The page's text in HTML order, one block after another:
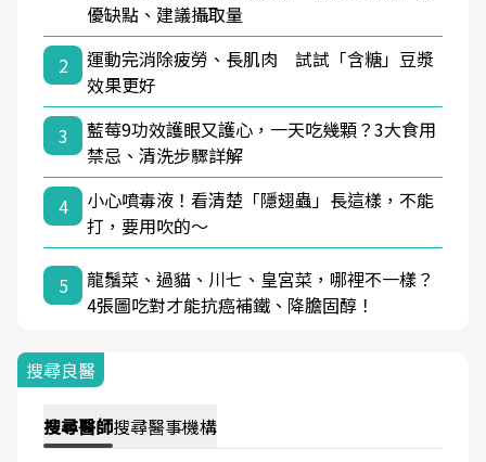
優缺點、建議攝取量
2
運動完消除疲勞、長肌肉 試試「含糖」豆漿
效果更好
3
藍莓9功效護眼又護心，一天吃幾顆？3大食用
禁忌、清洗步驟詳解
4
小心噴毒液！看清楚「隱翅蟲」長這樣，不能
打，要用吹的～
5
龍鬚菜、過貓、川七、皇宮菜，哪裡不一樣？
4張圖吃對才能抗癌補鐵、降膽固醇！
搜尋良醫
搜尋醫師搜尋醫事機構